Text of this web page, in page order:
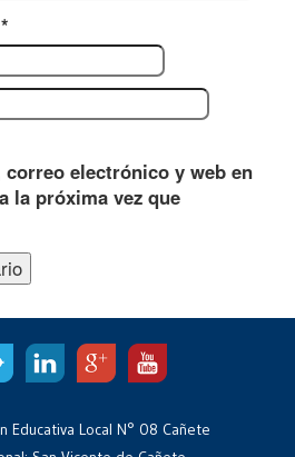
*
electrónico y web en
la próxima vez que
Educativa Local N° 08 Cañete